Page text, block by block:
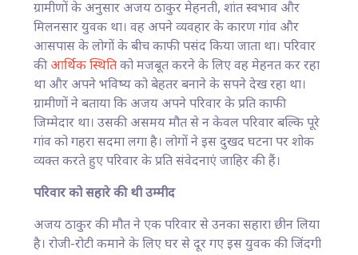
ग्रामीणों के अनुसार अजय ठाकुर मेहनती, शांत स्वभाव और
मिलनसार युवक था। वह अपने व्यवहार के कारण गांव और
आसपास के लोगों के बीच काफी पसंद किया जाता था। परिवार
कीआर्थिक स्थितिको मजबूत करने के लिए वह मेहनत कर रहा
था और अपने भविष्य को बेहतर बनाने के सपने देख रहा था।
ग्रामीणों ने बताया कि अजय अपने परिवार के प्रति काफी
जिम्मेदार था। उसकी असमय मौत से न केवल परिवार बल्कि पूरे
गांव को गहरा सदमा लगा है। लोगों ने इस दुखद घटना पर शोक
व्यक्त करते हुए परिवार के प्रति संवेदनाएं जाहिर की हैं।
परिवार को सहारे की थी उम्मीद
अजय ठाकुर की मौत ने एक परिवार से उनका सहारा छीन लिया
है। रोजी-रोटी कमाने के लिए घर से दूर गए इस युवक की जिंदगी